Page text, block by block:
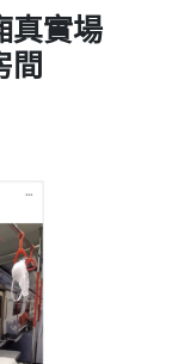
真實場
間